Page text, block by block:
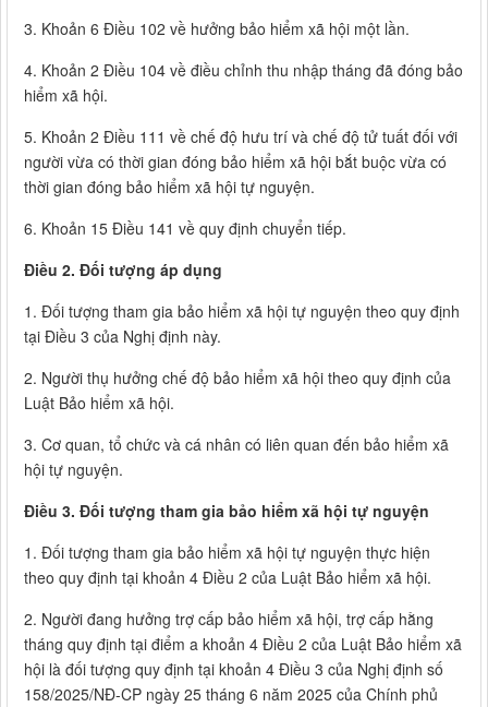
3. Khoản 6 Điều 102 về hưởng bảo hiểm xã hội một lần.
4. Khoản 2 Điều 104 về điều chỉnh thu nhập tháng đã đóng bảo
hiểm xã hội.
5. Khoản 2 Điều 111 về chế độ hưu trí và chế độ tử tuất đối với
người vừa có thời gian đóng bảo hiểm xã hội bắt buộc vừa có
thời gian đóng bảo hiểm xã hội tự nguyện.
6. Khoản 15 Điều 141 về quy định chuyển tiếp.
Điều 2. Đối tượng áp dụng
1. Đối tượng tham gia bảo hiểm xã hội tự nguyện theo quy định
tại Điều 3 của Nghị định này.
2. Người thụ hưởng chế độ bảo hiểm xã hội theo quy định của
Luật Bảo hiểm xã hội.
3. Cơ quan, tổ chức và cá nhân có liên quan đến bảo hiểm xã
hội tự nguyện.
Điều 3. Đối tượng tham gia bảo hiểm xã hội tự nguyện
1. Đối tượng tham gia bảo hiểm xã hội tự nguyện thực hiện
theo quy định tại khoản 4 Điều 2 của Luật Bảo hiểm xã hội.
2. Người đang hưởng trợ cấp bảo hiểm xã hội, trợ cấp hằng
tháng quy định tại điểm a khoản 4 Điều 2 của Luật Bảo hiểm xã
hội là đối tượng quy định tại khoản 4 Điều 3 của Nghị định số
158/2025/NĐ-CP ngày 25 tháng 6 năm 2025 của Chính phủ